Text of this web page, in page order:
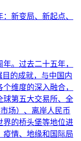
新变局、新起点、
。过去二十五年，
目的成就，与中国内
维度的深入融合，
球第五大交易所、全
场）、离岸人民币
界的桥头堡等地位进
疫情、地缘和国际局